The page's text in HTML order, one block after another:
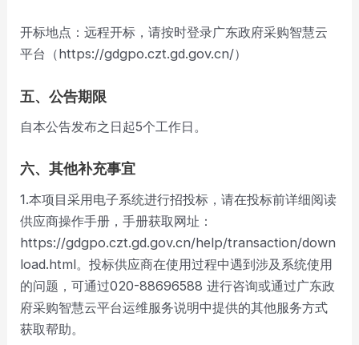
开标地点：远程开标，请按时登录广东政府采购智慧云
平台（https://gdgpo.czt.gd.gov.cn/）
五、公告期限
自本公告发布之日起5个工作日。
六、其他补充事宜
1.本项目采用电子系统进行招投标，请在投标前详细阅读
供应商操作手册，手册获取网址：
https://gdgpo.czt.gd.gov.cn/help/transaction/down
load.html。投标供应商在使用过程中遇到涉及系统使用
的问题，可通过020-88696588 进行咨询或通过广东政
府采购智慧云平台运维服务说明中提供的其他服务方式
获取帮助。